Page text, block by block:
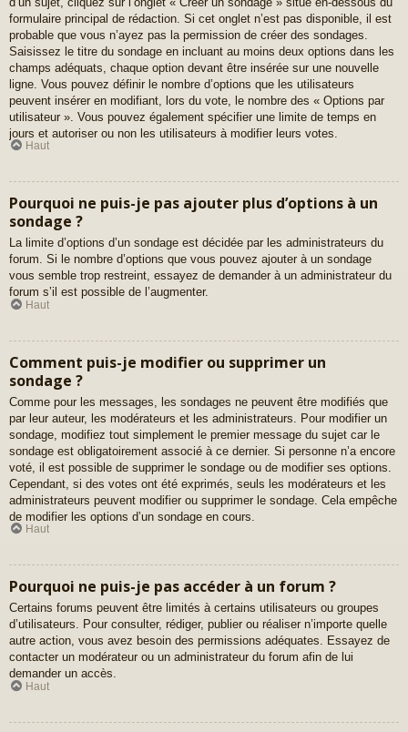
formulaire principal de rédaction. Si cet onglet n’est pas disponible, il est
probable que vous n’ayez pas la permission de créer des sondages.
Saisissez le titre du sondage en incluant au moins deux options dans les
champs adéquats, chaque option devant être insérée sur une nouvelle
ligne. Vous pouvez définir le nombre d’options que les utilisateurs
peuvent insérer en modifiant, lors du vote, le nombre des « Options par
utilisateur ». Vous pouvez également spécifier une limite de temps en
jours et autoriser ou non les utilisateurs à modifier leurs votes.
Haut
Pourquoi ne puis-je pas ajouter plus d’options à un
sondage ?
La limite d’options d’un sondage est décidée par les administrateurs du
forum. Si le nombre d’options que vous pouvez ajouter à un sondage
vous semble trop restreint, essayez de demander à un administrateur du
forum s’il est possible de l’augmenter.
Haut
Comment puis-je modifier ou supprimer un
sondage ?
Comme pour les messages, les sondages ne peuvent être modifiés que
par leur auteur, les modérateurs et les administrateurs. Pour modifier un
sondage, modifiez tout simplement le premier message du sujet car le
sondage est obligatoirement associé à ce dernier. Si personne n’a encore
voté, il est possible de supprimer le sondage ou de modifier ses options.
Cependant, si des votes ont été exprimés, seuls les modérateurs et les
administrateurs peuvent modifier ou supprimer le sondage. Cela empêche
de modifier les options d’un sondage en cours.
Haut
Pourquoi ne puis-je pas accéder à un forum ?
Certains forums peuvent être limités à certains utilisateurs ou groupes
d’utilisateurs. Pour consulter, rédiger, publier ou réaliser n’importe quelle
autre action, vous avez besoin des permissions adéquates. Essayez de
contacter un modérateur ou un administrateur du forum afin de lui
demander un accès.
Haut